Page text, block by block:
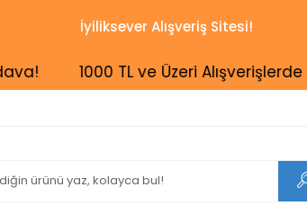
İyiliksever Alışveriş Sitesi!
1000 TL ve Üzeri Alışverişlerde